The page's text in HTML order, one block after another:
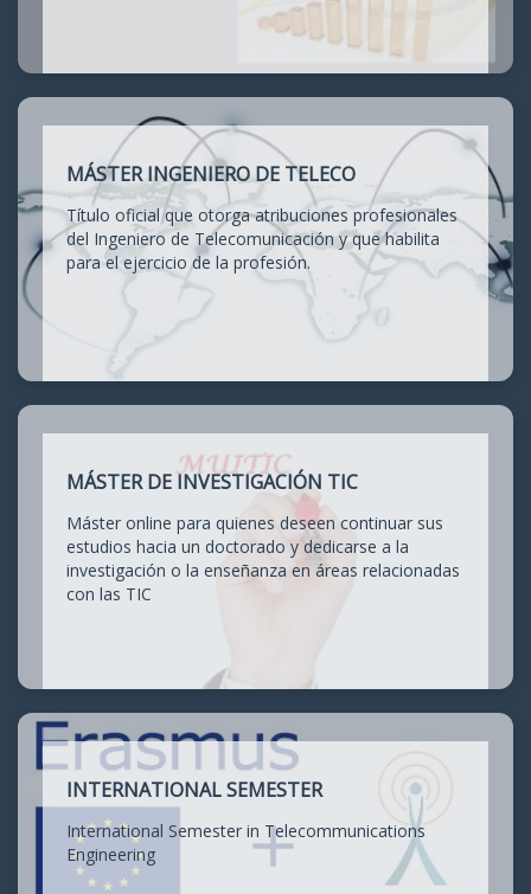
MÁSTER INGENIERO DE TELECO
Título oficial que otorga atribuciones profesionales
del Ingeniero de Telecomunicación y que habilita
para el ejercicio de la profesión.
MÁSTER DE INVESTIGACIÓN TIC
Máster online para quienes deseen continuar sus
estudios hacia un doctorado y dedicarse a la
investigación o la enseñanza en áreas relacionadas
con las TIC
INTERNATIONAL SEMESTER
International Semester in Telecommunications
Engineering